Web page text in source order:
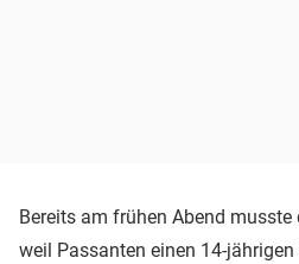
Bereits am frühen Abend musste
weil Passanten einen 14-